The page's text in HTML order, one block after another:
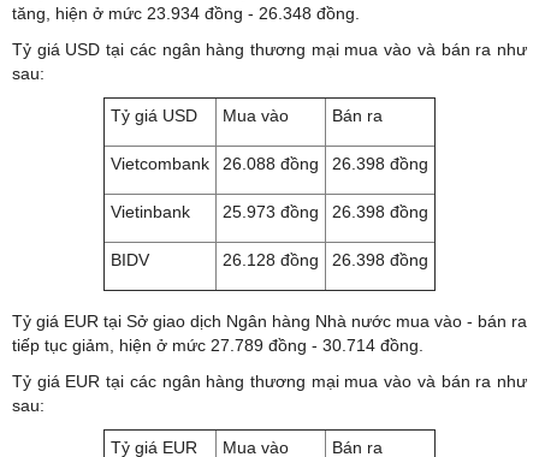
tăng, hiện ở mức 23.934 đồng - 26.348 đồng.
Tỷ giá USD tại các ngân hàng thương mại mua vào và bán ra như
sau:
Tỷ giá USD Mua vào Bán ra
Vietcombank 26.088 đồng 26.398 đồng
Vietinbank 25.973 đồng 26.398 đồng
BIDV 26.128 đồng 26.398 đồng
Tỷ giá EUR tại Sở giao dịch Ngân hàng Nhà nước mua vào - bán ra
tiếp tục giảm, hiện ở mức 27.789 đồng - 30.714 đồng.
Tỷ giá EUR tại các ngân hàng thương mại mua vào và bán ra như
sau:
Tỷ giá EUR Mua vào Bán ra